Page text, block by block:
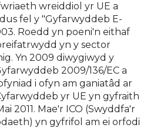
wreiddiol yr UE a
fel y "Gyfarwyddeb E-
Roedd yn poeni'n eithaf
yn y sector
Yn 2009 diwygiwyd y
2009/136/EC a
i ofyn am ganiatâd ar
yr UE yn gyfraith
2011. Mae'r ICO (Swyddfa'r
yn gyfrifol am ei orfodi